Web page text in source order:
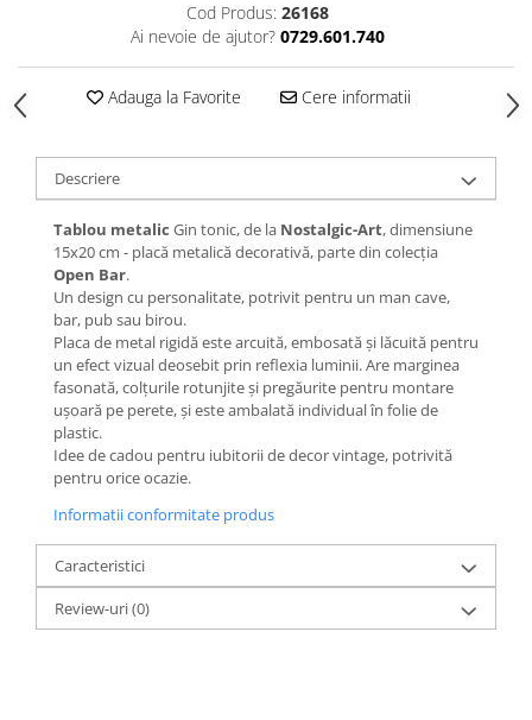
Cod Produs: 26168
Ai nevoie de ajutor? 0729.601.740
Adauga la Favorite Cere informatii
Descriere
Tablou metalic Gin tonic, de la Nostalgic-Art, dimensiune
15x20 cm - placă metalică decorativă, parte din colecția
Open Bar.
Un design cu personalitate, potrivit pentru un man cave,
bar, pub sau birou.
Placa de metal rigidă este arcuită, embosată și lăcuită pentru
un efect vizual deosebit prin reflexia luminii. Are marginea
fasonată, colțurile rotunjite și pregăurite pentru montare
ușoară pe perete, și este ambalată individual în folie de
plastic.
Idee de cadou pentru iubitorii de decor vintage, potrivită
pentru orice ocazie.
Informatii conformitate produs
Caracteristici
Review-uri(0)